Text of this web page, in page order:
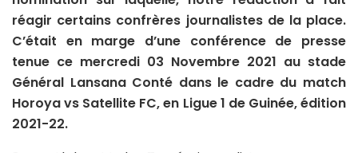
réagir certains confrères journalistes de la place.
C’était en marge d’une conférence de presse
tenue ce mercredi 03 Novembre 2021 au stade
Général Lansana Conté dans le cadre du match
Horoya vs Satellite FC, en Ligue 1 de Guinée, édition
2021-22.